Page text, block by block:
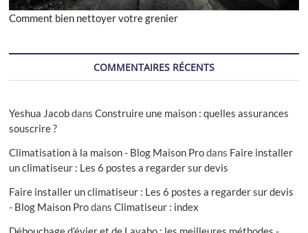
Comment bien nettoyer votre grenier
COMMENTAIRES RÉCENTS
Yeshua JacobdansConstruire une maison : quelles assurances
souscrire ?
Climatisation à la maison - Blog Maison Prodans Faire installer
un climatiseur : Les 6 postes a regarder sur devis
Faire installer un climatiseur : Les 6 postes a regarder sur devis
- Blog Maison ProdansClimatiseur : index